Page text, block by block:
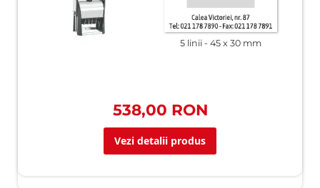
5 linii 45 x 30 mm
538,00 RON
Vezi detalii produs